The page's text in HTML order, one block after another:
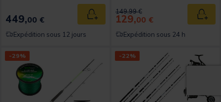
449,00 € Ajouter au panier
Expédition sous 12 jours
Price reduced from
149,99 €to
129,00 €
Expédition sous 24 h
-29% -22%